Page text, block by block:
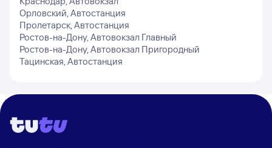
Орловский, Автостанция
Пролетарск, Автостанция
Ростов-на-Дону, Автовокзал Главный
Ростов-на-Дону, Автовокзал Пригородный
Тацинская, Автостанция